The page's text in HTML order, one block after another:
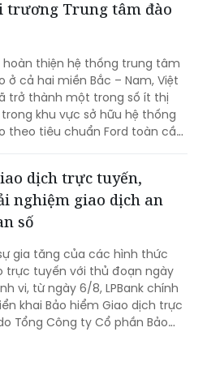
trình đổi mới, hội nhập và
nâng cao năng lực cạnh
hoàn thiện hệ thống trung tâm
ở cả hai miền Bắc – Nam, Việt
trở thành một trong số ít thị
khu vực sở hữu hệ thống
theo tiêu chuẩn Ford toàn cầu,
Thái Lan, Nam Phi, Úc và
dịch trực tuyến,
số
gia tăng của các hình thức
trực tuyến với thủ đoạn ngày
vi, từ ngày 6/8, LPBank chính
khai Bảo hiểm Giao dịch trực
Tổng Công ty Cổ phần Bảo
(LPBI) cung cấp.